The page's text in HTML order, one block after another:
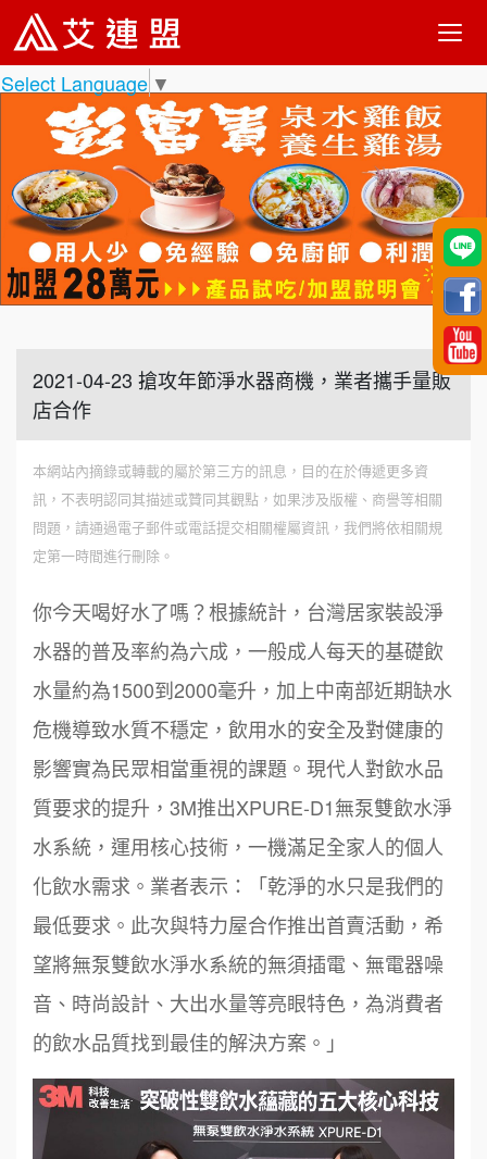
Select Language ▼
2021-04-23 搶攻年節淨水器商機，業者攜手量販
店合作
本網站內摘錄或轉載的屬於第三方的訊息，目的在於傳遞更多資
訊，不表明認同其描述或贊同其觀點，如果涉及版權、商譽等相關
問題，請通過電子郵件或電話提交相關權屬資訊，我們將依相關規
定第一時間進行刪除。
你今天喝好水了嗎？根據統計，台灣居家裝設淨
水器的普及率約為六成，一般成人每天的基礎飲
水量約為1500到2000毫升，加上中南部近期缺水
危機導致水質不穩定，飲用水的安全及對健康的
影響實為民眾相當重視的課題。現代人對飲水品
質要求的提升，3M推出XPURE-D1無泵雙飲水淨
水系統，運用核心技術，一機滿足全家人的個人
化飲水需求。業者表示：「乾淨的水只是我們的
最低要求。此次與特力屋合作推出首賣活動，希
望將無泵雙飲水淨水系統的無須插電、無電器噪
音、時尚設計、大出水量等亮眼特色，為消費者
的飲水品質找到最佳的解決方案。」